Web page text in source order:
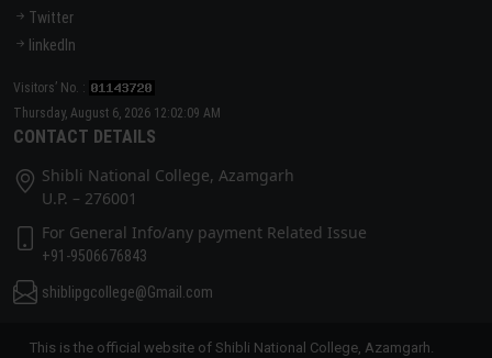
Twitter
linkedIn
Visitors’ No. :
Thursday, August 6, 2026 12:02:09 AM
CONTACT DETAILS
Shibli National College, Azamgarh
U.P. – 276001
For General Info/any payment Related Issue
+91-9506676843
shiblipgcollege@Gmail.com
This is the official website of Shibli National College, Azamgarh.